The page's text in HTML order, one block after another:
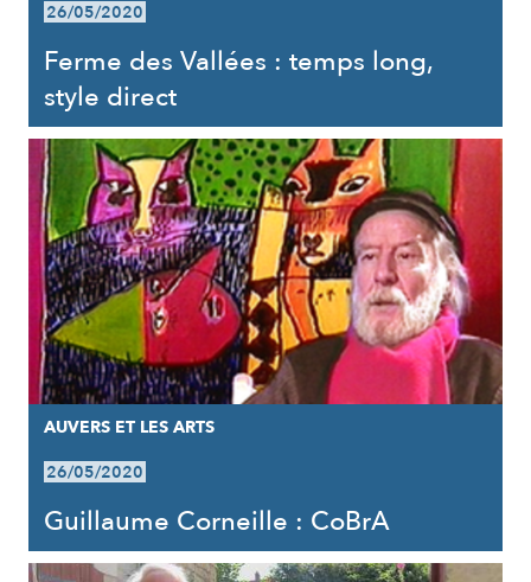
26/05/2020
Ferme des Vallées : temps long,
style direct
AUVERS ET LES ARTS
26/05/2020
Guillaume Corneille : CoBrA